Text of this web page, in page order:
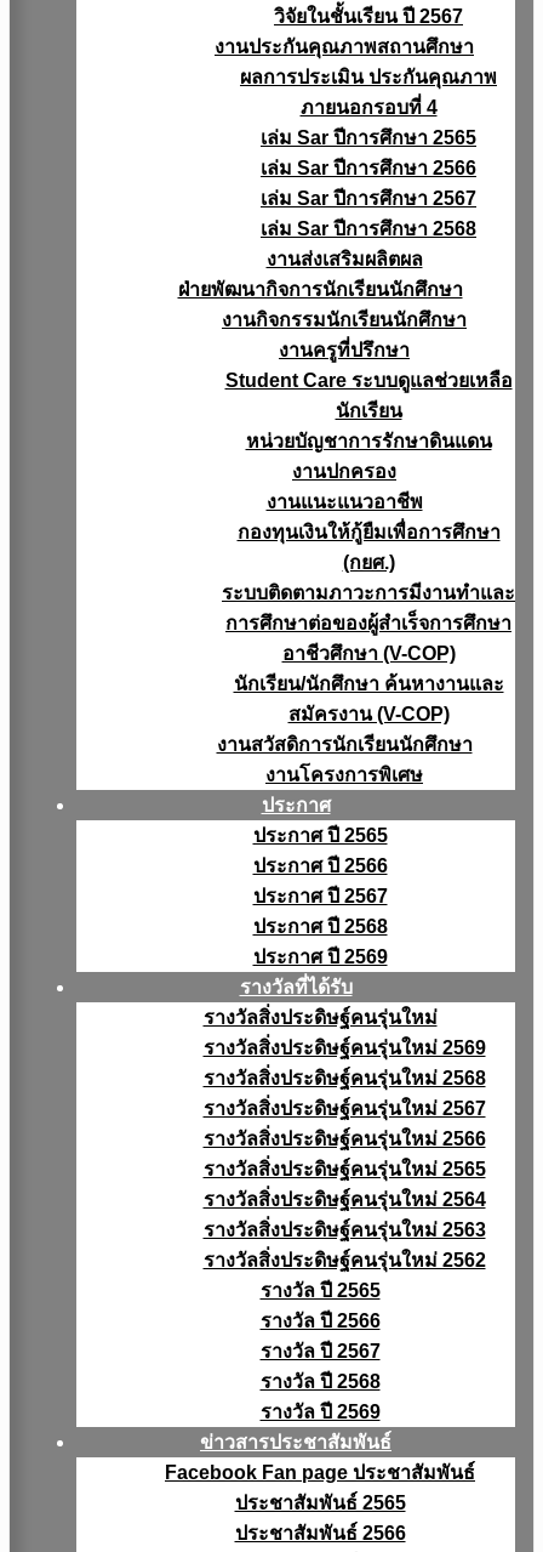
วิจัยในชั้นเรียน ปี 2567
งานประกันคุณภาพสถานศึกษา
ผลการประเมิน ประกันคุณภาพ
ภายนอกรอบที่ 4
เล่ม Sar ปีการศึกษา 2565
เล่ม Sar ปีการศึกษา 2566
เล่ม Sar ปีการศึกษา 2567
เล่ม Sar ปีการศึกษา 2568
งานส่งเสริมผลิตผล
ฝ่ายพัฒนากิจการนักเรียนนักศึกษา
งานกิจกรรมนักเรียนนักศึกษา
งานครูที่ปรึกษา
Student Care ระบบดูแลช่วยเหลือ
นักเรียน
หน่วยบัญชาการรักษาดินแดน
งานปกครอง
งานแนะแนวอาชีพ
กองทุนเงินให้กู้ยืมเพื่อการศึกษา
(กยศ.)
ระบบติดตามภาวะการมีงานทำและ
การศึกษาต่อของผู้สำเร็จการศึกษา
อาชีวศึกษา (V-COP)
นักเรียน/นักศึกษา ค้นหางานและ
สมัครงาน (V-COP)
งานสวัสดิการนักเรียนนักศึกษา
งานโครงการพิเศษ
ประกาศ
ประกาศ ปี 2565
ประกาศ ปี 2566
ประกาศ ปี 2567
ประกาศ ปี 2568
ประกาศ ปี 2569
รางวัลที่ได้รับ
รางวัลสิ่งประดิษฐ์คนรุ่นใหม่
รางวัลสิ่งประดิษฐ์คนรุ่นใหม่ 2569
รางวัลสิ่งประดิษฐ์คนรุ่นใหม่ 2568
รางวัลสิ่งประดิษฐ์คนรุ่นใหม่ 2567
รางวัลสิ่งประดิษฐ์คนรุ่นใหม่ 2566
รางวัลสิ่งประดิษฐ์คนรุ่นใหม่ 2565
รางวัลสิ่งประดิษฐ์คนรุ่นใหม่ 2564
รางวัลสิ่งประดิษฐ์คนรุ่นใหม่ 2563
รางวัลสิ่งประดิษฐ์คนรุ่นใหม่ 2562
รางวัล ปี 2565
รางวัล ปี 2566
รางวัล ปี 2567
รางวัล ปี 2568
รางวัล ปี 2569
ข่าวสารประชาสัมพันธ์
Facebook Fan page ประชาสัมพันธ์
ประชาสัมพันธ์ 2565
ประชาสัมพันธ์ 2566